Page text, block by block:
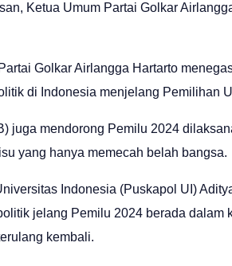
Ketua Umum Partai Golkar
Golkar Airlangga Hartarto
di Indonesia menjelang Pemilihan
juga mendorong Pemilu 2024
yang hanya memecah belah bangsa.
Indonesia (Puskapol UI)
jelang Pemilu 2024 berada dalam
kembali.